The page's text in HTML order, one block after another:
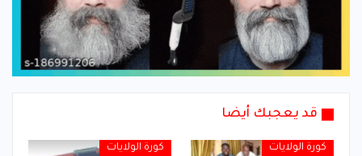
قد يعجبك أيضا
كورة الولايات كورة الولايات